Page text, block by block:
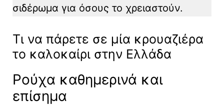
σιδέρωμα για όσους το χρειαστούν.
Τι να πάρετε σε μία κρουαζιέρα
το καλοκαίρι στην Ελλάδα
Ρούχα καθημερινά και
επίσημα